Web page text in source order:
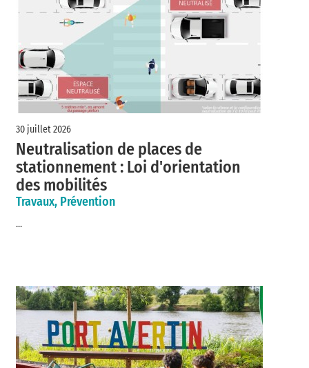
30 juillet 2026
Neutralisation de places de
stationnement : Loi d'orientation
des mobilités
Travaux, Prévention
...